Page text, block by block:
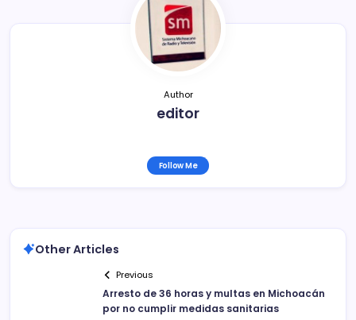
ar
tir
Author
editor
Follow Me
Other Articles
Previous
Arresto de 36 horas y multas en Michoacán
por no cumplir medidas sanitarias